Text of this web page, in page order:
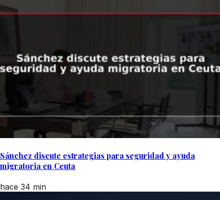
Sánchez discute estrategias para seguridad y ayuda
migratoria en Ceuta
hace 34 min